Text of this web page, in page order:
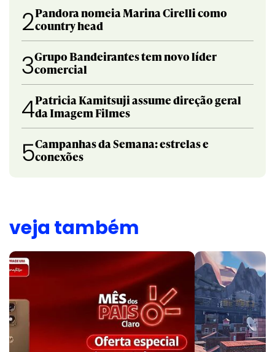
2Pandora nomeia Marina Cirelli como
country head
3Grupo Bandeirantes tem novo líder
comercial
4Patricia Kamitsuji assume direção geral
da Imagem Filmes
5Campanhas da Semana: estrelas e
conexões
veja também